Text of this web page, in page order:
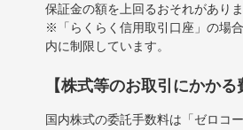
保証金の額を上回るおそれがあり
※「らくらく信用取引口座」の場
内に制限しています。
【株式等のお取引にかかる
国内株式の委託手数料は「ゼロコ